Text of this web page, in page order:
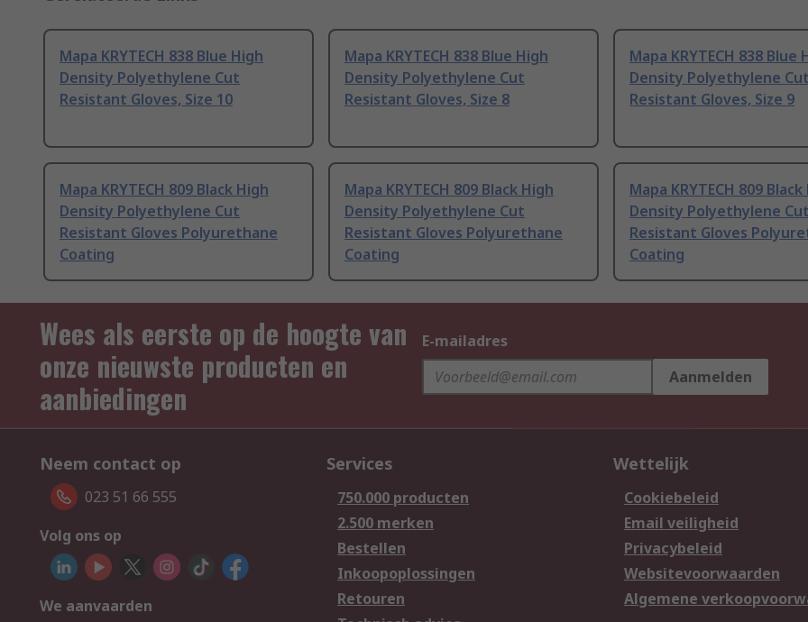
Mapa KRYTECH 838 Blue High
Density Polyethylene Cut
Resistant Gloves, Size 10
Mapa KRYTECH 838 Blue High
Density Polyethylene Cut
Resistant Gloves, Size 8
Mapa KRYTECH 838 Blue
Density Polyethylene
Resistant Gloves, Size 9
Mapa KRYTECH 809 Black High
Density Polyethylene Cut
Resistant Gloves Polyurethane
Coating
Mapa KRYTECH 809 Black High
Density Polyethylene Cut
Resistant Gloves Polyurethane
Coating
Mapa KRYTECH 809
Density Polyethylene
Resistant Gloves
Coating
Wees als eerste op de hoogte van
onze nieuwste producten en
aanbiedingen
E-mailadres
Aanmelden
Neem contact op
023 51 66 555
Volg ons op
We aanvaarden
Services
750.000 producten
2.500 merken
Bestellen
Inkoopoplossingen
Retouren
Wettelijk
Cookiebeleid
Email veiligheid
Privacybeleid
Websitevoorwaarden
Algemene